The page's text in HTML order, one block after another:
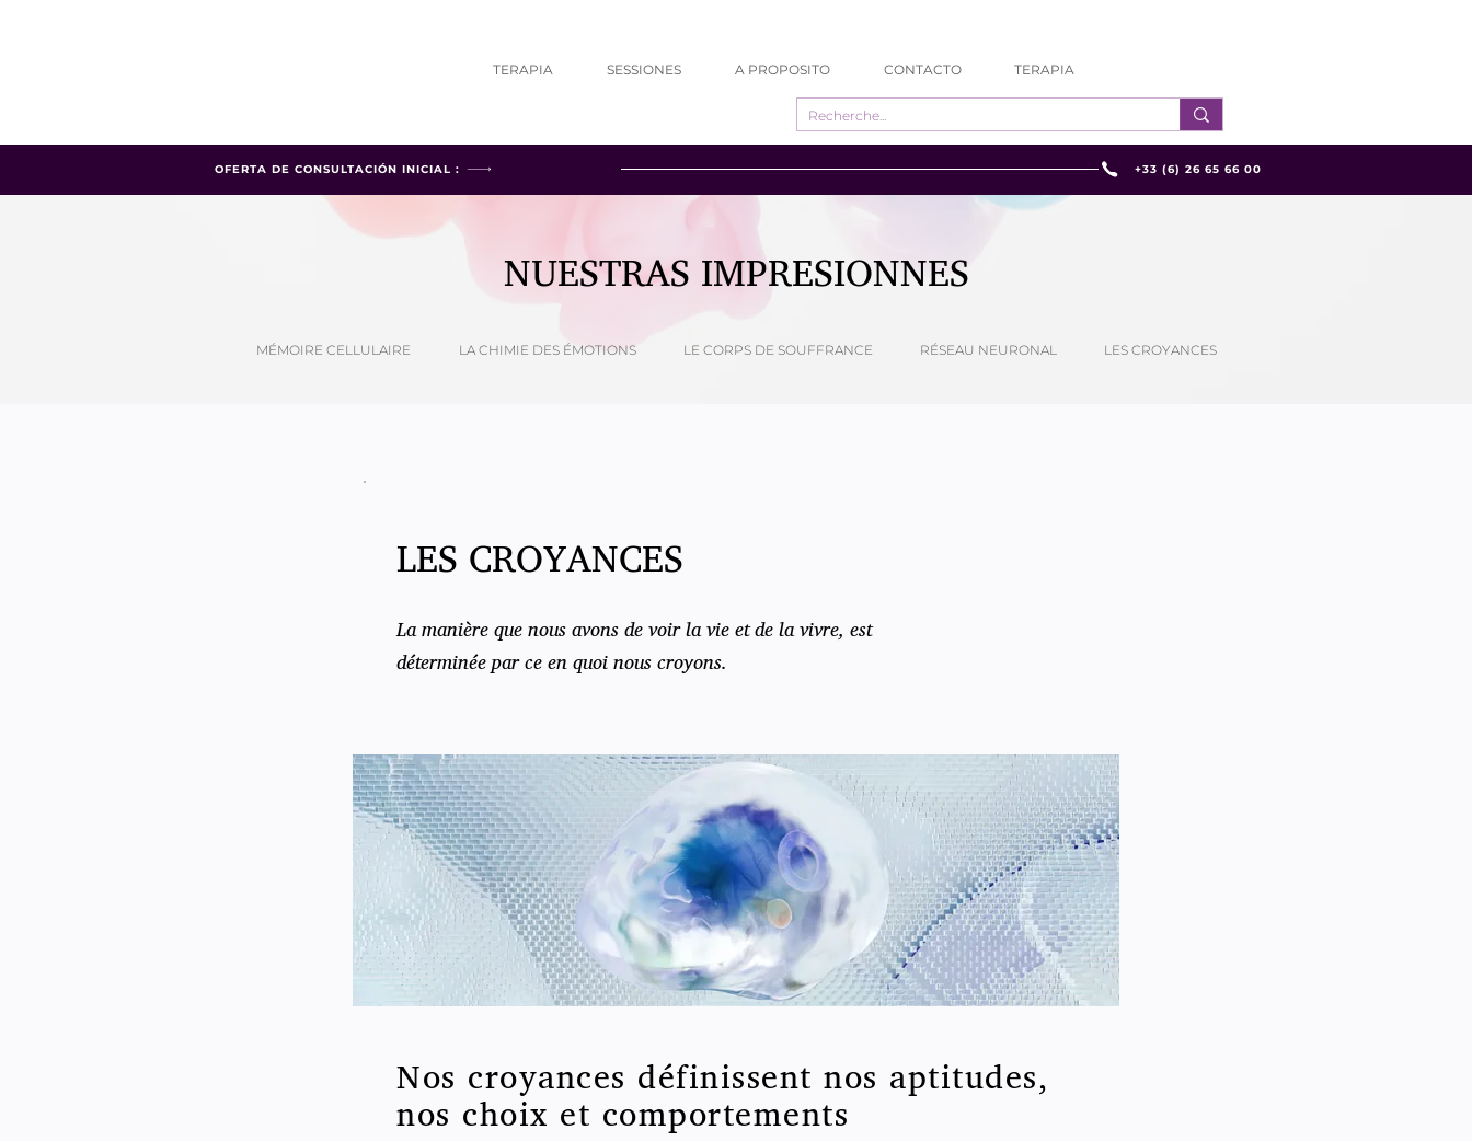
TERAPIA SESSIONES A PROPOSITO CONTACTO TERAPIA
+33 (6) 26 65 66 00
OFERTA DE CONSULTACIÓN INICIAL :
NUESTRAS IMPRESIONNES
MÉMOIRE CELLULAIRE LA CHIMIE DES ÉMOTIONS LE CORPS DE SOUFFRANCE RÉSEAU NEURONAL LES CROYANCES
LES CROYANCES
La manière que nous avons de voir la vie et de la vivre, est
déterminée par ce en quoi nous croyons.
Nos croyances définissent nos aptitudes,
nos choix et comportements